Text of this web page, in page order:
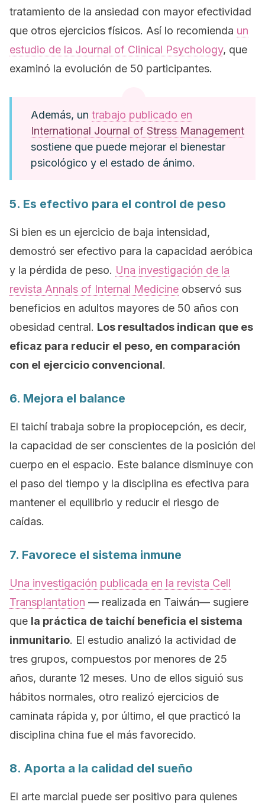
tratamiento de la ansiedad con mayor efectividad
que otros ejercicios físicos. Así lo recomienda un
estudio de la Journal of Clinical Psychology, que
examinó la evolución de 50 participantes.
Además, un trabajo publicado en
International Journal of Stress Management
sostiene que puede mejorar el bienestar
psicológico y el estado de ánimo.
5. Es efectivo para el control de peso
Si bien es un ejercicio de baja intensidad,
demostró ser efectivo para la capacidad aeróbica
y la pérdida de peso. Una investigación de la
revista Annals of Internal Medicine observó sus
beneficios en adultos mayores de 50 años con
obesidad central. Los resultados indican que es
eficaz para reducir el peso, en comparación
con el ejercicio convencional.
6. Mejora el balance
El taichí trabaja sobre la propiocepción, es decir,
la capacidad de ser conscientes de la posición del
cuerpo en el espacio. Este balance disminuye con
el paso del tiempo y la disciplina es efectiva para
mantener el equilibrio y reducir el riesgo de
caídas.
7. Favorece el sistema inmune
Una investigación publicada en la revista Cell
Transplantation — realizada en Taiwán— sugiere
que la práctica de taichí beneficia el sistema
inmunitario. El estudio analizó la actividad de
tres grupos, compuestos por menores de 25
años, durante 12 meses. Uno de ellos siguió sus
hábitos normales, otro realizó ejercicios de
caminata rápida y, por último, el que practicó la
disciplina china fue el más favorecido.
8. Aporta a la calidad del sueño
El arte marcial puede ser positivo para quienes